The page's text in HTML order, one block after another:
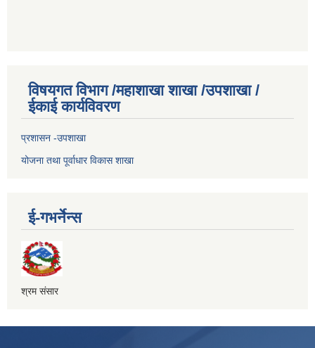
विषयगत विभाग /महाशाखा शाखा /उपशाखा /
ईकाई कार्यविवरण
प्रशासन -उपशाखा
योजना तथा पूर्वाधार विकास शाखा
ई-गभर्नेन्स
श्रम संसार